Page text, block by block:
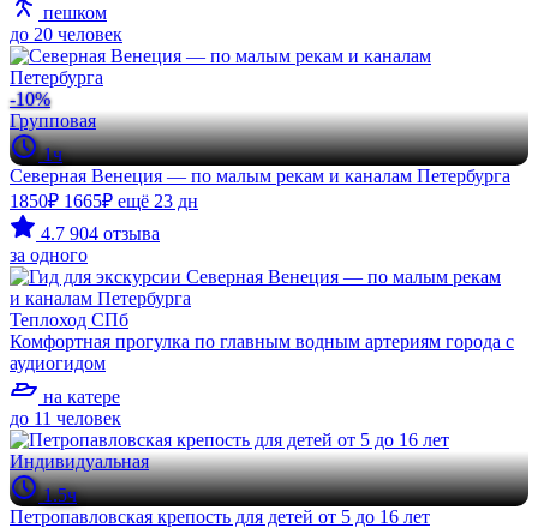
пешком
до 20 человек
-10%
Групповая
1ч
Северная Венеция — по малым рекам и каналам Петербурга
1850₽ 1665₽ ещё 23 дн
4.7 904 отзыва
за одного
Теплоход СПб
Комфортная прогулка по главным водным артериям города с
аудиогидом
на катере
до 11 человек
Индивидуальная
1.5ч
Петропавловская крепость для детей от 5 до 16 лет